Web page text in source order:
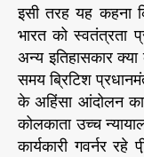
इसी तरह यह
भारत को स्वतंत्रता
अन्य इतिहासकार
समय ब्रिटिश
के अहिंसा आंदोलन का
कोलकाता उच्च
कार्यकारी गवर्नर